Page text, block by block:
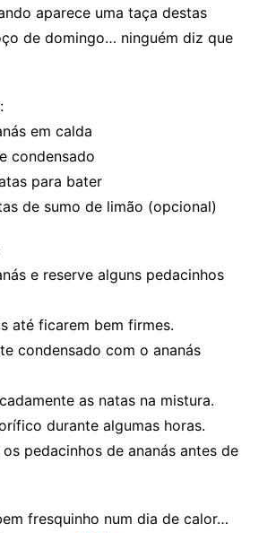
aparece uma taça destas
de domingo… ninguém diz que
em calda
condensado
para bater
de sumo de limão (opcional)
e reserve alguns pedacinhos
até ficarem bem firmes.
condensado com o ananás
as natas na mistura.
durante algumas horas.
pedacinhos de ananás antes de
fresquinho num dia de calor…